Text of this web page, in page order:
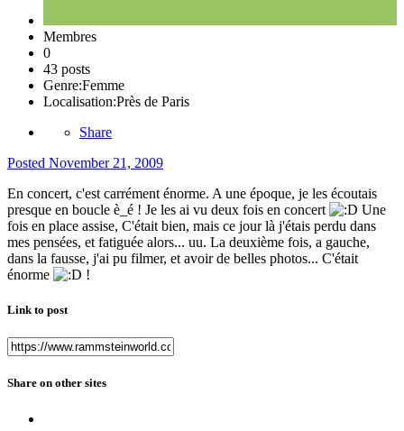
Membres
0
43 posts
Genre:Femme
Localisation:Près de Paris
Share
Posted November 21, 2009
En concert, c'est carrément énorme. A une époque, je les écoutais
presque en boucle è_é ! Je les ai vu deux fois en concert
Une
fois en place assise, C'était bien, mais ce jour là j'étais perdu dans
mes pensées, et fatiguée alors... uu. La deuxième fois, a gauche,
dans la fausse, j'ai pu filmer, et avoir de belles photos... C'était
énorme
!
Link to post
Share on other sites